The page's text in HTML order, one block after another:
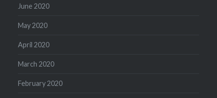
June 2020
May 2020
April 2020
March 2020
February 2020